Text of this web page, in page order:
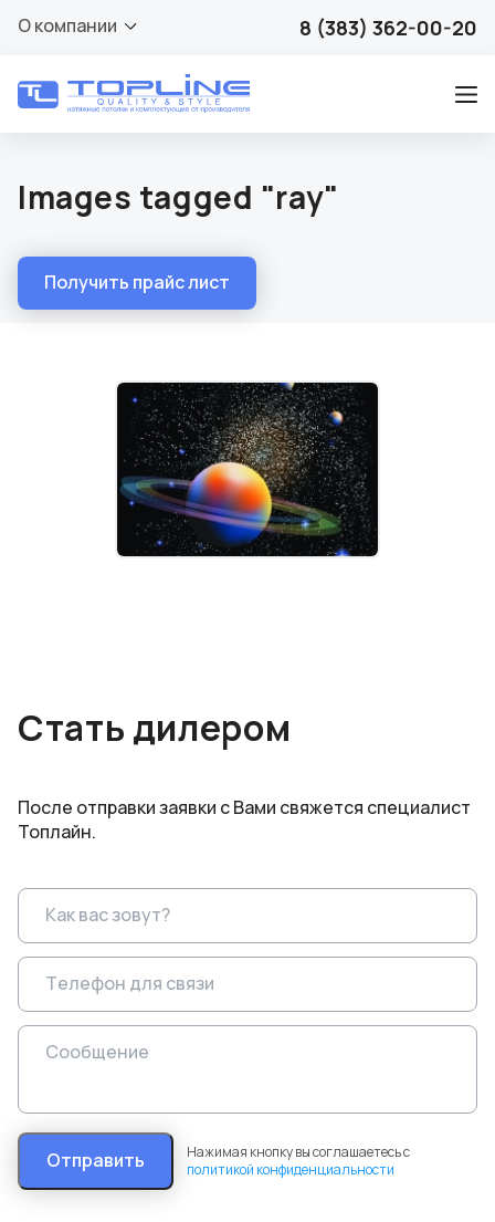
О компании 8 (383) 362-00-20
Images tagged "ray"
Получить прайс лист
Стать дилером
После отправки заявки с Вами свяжется специалист
Топлайн.
Отправить
Нажимая кнопку вы соглашаетесь с
политикой конфиденциальности